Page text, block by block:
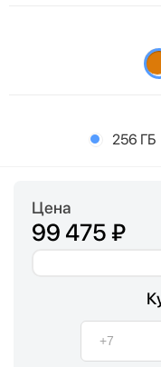
256 ГБ
Цена
99 475 ₽